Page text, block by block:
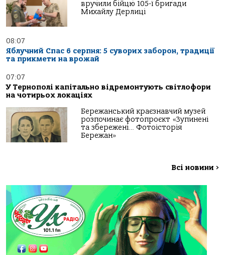
вручили бійцю 105-ї бригади
Михайлу Дерлиці
08:07
Яблучний Спас 6 серпня: 5 суворих заборон, традиції
та прикмети на врожай
07:07
У Тернополі капітально відремонтують світлофори
на чотирьох локаціях
Бережанський краєзнавчий музей
розпочинає фотопроєкт «Зупинені
та збережені… Фотоісторія
Бережан»
Всі новини >